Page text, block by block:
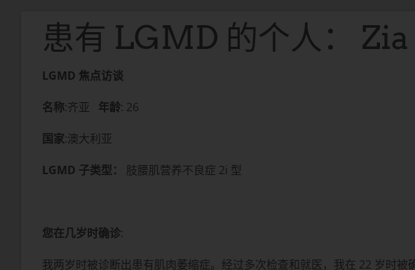
患有 LGMD 的个人： Zia
LGMD 焦点访谈
名称:齐亚 年龄: 26
国家:澳大利亚
LGMD 子类型： 肢腰肌营养不良症 2i 型
您在几岁时确诊:
我两岁时被诊断出患有肌肉萎缩症。经过多次检查和就医，我在 22 岁时被